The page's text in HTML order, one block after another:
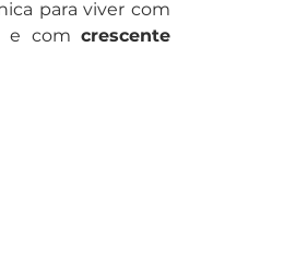
e com crescente